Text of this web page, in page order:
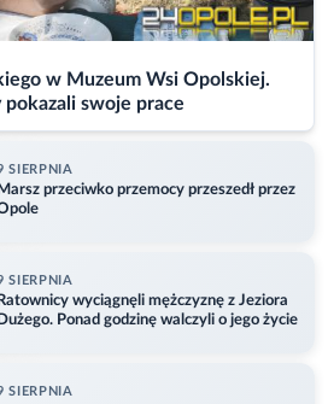
w Muzeum Wsi Opolskiej.
swoje prace
SIERPNIA
Marsz przeciwko przemocy przeszedł przez
SIERPNIA
Ratownicy wyciągnęli mężczyznę z Jeziora
Dużego. Ponad godzinę walczyli o jego życie
SIERPNIA